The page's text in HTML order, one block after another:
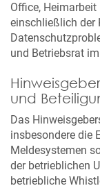
Office,
einschließlich der
und Betriebsrat
und
Das
insbesondere die
Meldesystemen
der betrieblichen
betriebliche